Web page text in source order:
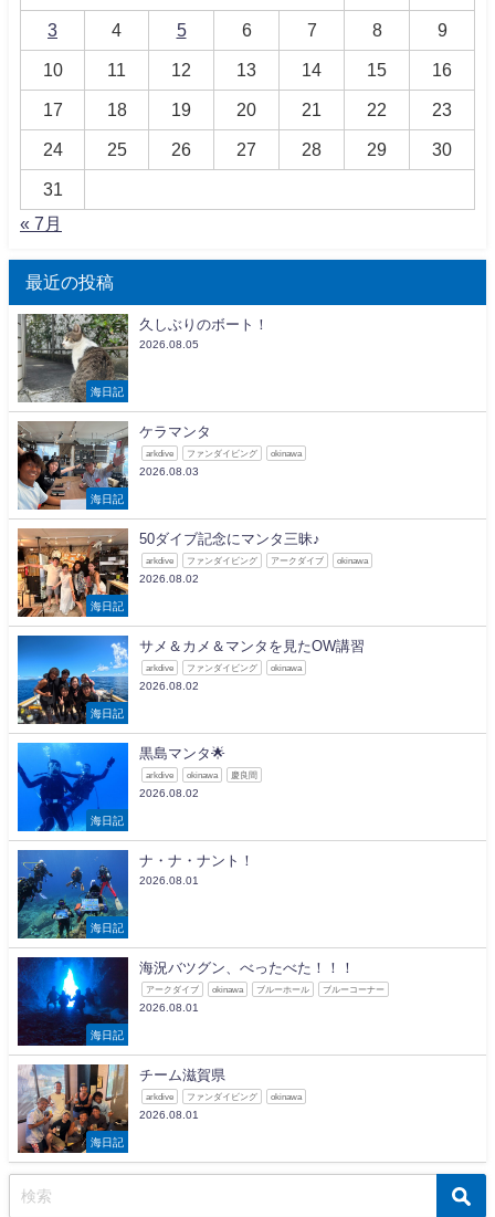
3 4 5 6 7 8 9
10 11 12 13 14 15 16
17 18 19 20 21 22 23
24 25 26 27 28 29 30
31
« 7月
最近の投稿
海日記
久しぶりのボート！
2026.08.05
海日記
ケラマンタ
arkdive ファンダイビング okinawa
2026.08.03
海日記
50ダイブ記念にマンタ三昧♪
arkdive ファンダイビング アークダイブ okinawa
2026.08.02
海日記
サメ＆カメ＆マンタを見たOW講習
arkdive ファンダイビング okinawa
2026.08.02
海日記
黒島マンタ🌟
arkdive okinawa 慶良間
2026.08.02
海日記
ナ・ナ・ナント！
2026.08.01
海日記
海況バツグン、べったべた！！！
アークダイブ okinawa ブルーホール ブルーコーナー
2026.08.01
海日記
チーム滋賀県
arkdive ファンダイビング okinawa
2026.08.01